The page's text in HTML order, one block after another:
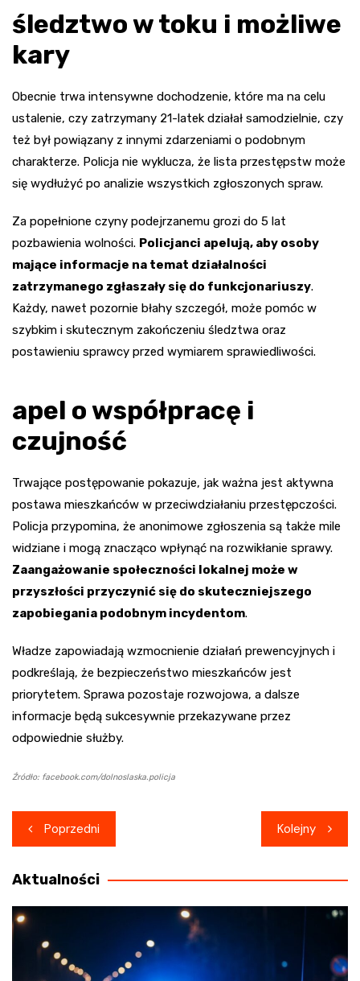
śledztwo w toku i możliwe
kary
Obecnie trwa intensywne dochodzenie, które ma na celu
ustalenie, czy zatrzymany 21-latek działał samodzielnie, czy
też był powiązany z innymi zdarzeniami o podobnym
charakterze. Policja nie wyklucza, że lista przestępstw może
się wydłużyć po analizie wszystkich zgłoszonych spraw.
Za popełnione czyny podejrzanemu grozi do 5 lat
pozbawienia wolności. Policjanci apelują, aby osoby
mające informacje na temat działalności
zatrzymanego zgłaszały się do funkcjonariuszy.
Każdy, nawet pozornie błahy szczegół, może pomóc w
szybkim i skutecznym zakończeniu śledztwa oraz
postawieniu sprawcy przed wymiarem sprawiedliwości.
apel o współpracę i
czujność
Trwające postępowanie pokazuje, jak ważna jest aktywna
postawa mieszkańców w przeciwdziałaniu przestępczości.
Policja przypomina, że anonimowe zgłoszenia są także mile
widziane i mogą znacząco wpłynąć na rozwikłanie sprawy.
Zaangażowanie społeczności lokalnej może w
przyszłości przyczynić się do skuteczniejszego
zapobiegania podobnym incydentom.
Władze zapowiadają wzmocnienie działań prewencyjnych i
podkreślają, że bezpieczeństwo mieszkańców jest
priorytetem. Sprawa pozostaje rozwojowa, a dalsze
informacje będą sukcesywnie przekazywane przez
odpowiednie służby.
Źródło: facebook.com/dolnoslaska.policja
Nawigacja
wpisu
Poprzedni Kolejny
Aktualności